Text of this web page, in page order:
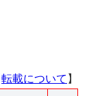
転載について 】